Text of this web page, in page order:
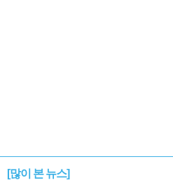
[많이 본 뉴스]